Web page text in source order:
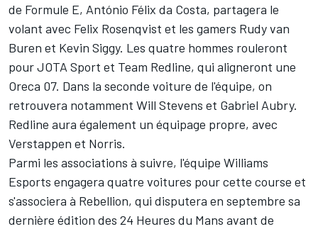
de Formule E, António Félix da Costa, partagera le
volant avec Felix Rosenqvist et les gamers Rudy van
Buren et Kevin Siggy. Les quatre hommes rouleront
pour JOTA Sport et Team Redline, qui aligneront une
Oreca 07. Dans la seconde voiture de l'équipe, on
retrouvera notamment Will Stevens et Gabriel Aubry.
Redline aura également un équipage propre, avec
Verstappen et Norris.
Parmi les associations à suivre, l'équipe Williams
Esports engagera quatre voitures pour cette course et
s'associera à Rebellion, qui disputera en septembre sa
dernière édition des 24 Heures du Mans avant de